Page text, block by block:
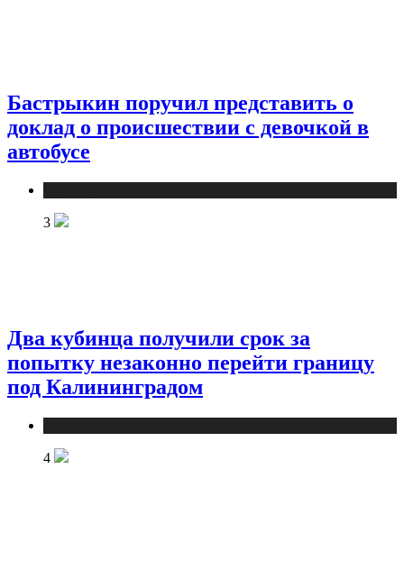
Бастрыкин поручил представить о
доклад о происшествии с девочкой в
автобусе
3
Два кубинца получили срок за
попытку незаконно перейти границу
под Калининградом
4